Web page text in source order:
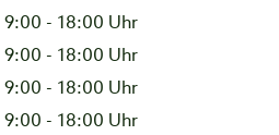
9:00 - 18:00 Uhr
9:00 - 18:00 Uhr
9:00 - 18:00 Uhr
9:00 - 18:00 Uhr